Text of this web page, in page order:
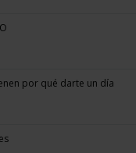
por qué darte un día